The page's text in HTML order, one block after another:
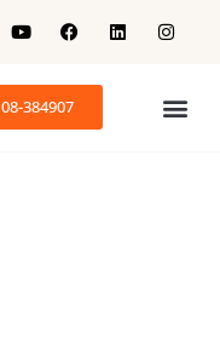
08-384907